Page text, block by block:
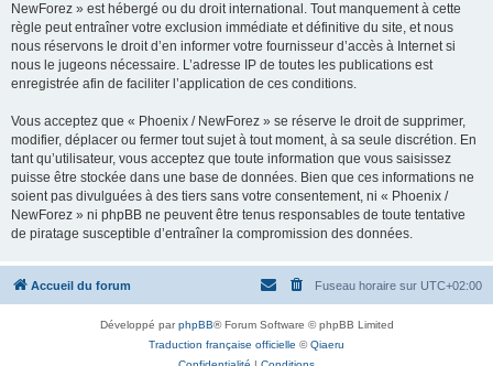
NewForez » est hébergé ou du droit international. Tout manquement à cette
règle peut entraîner votre exclusion immédiate et définitive du site, et nous
nous réservons le droit d’en informer votre fournisseur d’accès à Internet si
nous le jugeons nécessaire. L’adresse IP de toutes les publications est
enregistrée afin de faciliter l’application de ces conditions.
Vous acceptez que « Phoenix / NewForez » se réserve le droit de supprimer,
modifier, déplacer ou fermer tout sujet à tout moment, à sa seule discrétion. En
tant qu’utilisateur, vous acceptez que toute information que vous saisissez
puisse être stockée dans une base de données. Bien que ces informations ne
soient pas divulguées à des tiers sans votre consentement, ni « Phoenix /
NewForez » ni phpBB ne peuvent être tenus responsables de toute tentative
de piratage susceptible d’entraîner la compromission des données.
Accueil du forum Fuseau horaire sur UTC+02:00
Développé parphpBB® Forum Software © phpBB Limited
Traduction française officielle ©Qiaeru